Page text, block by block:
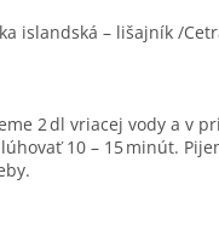
islandská – lišajník /
2 dl vriacej vody a v
10 – 15 minút.